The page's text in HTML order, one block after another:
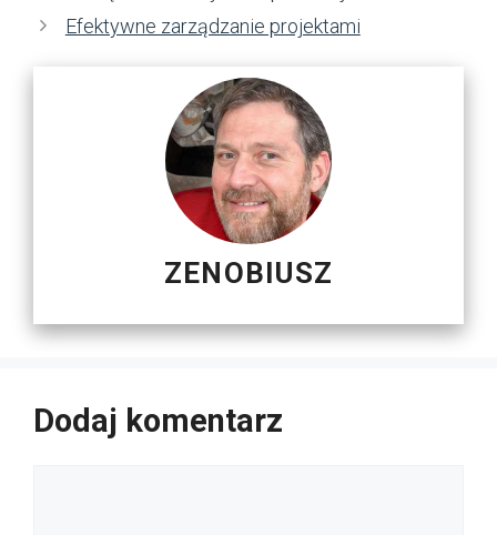
Efektywne zarządzanie projektami
ZENOBIUSZ
Dodaj komentarz